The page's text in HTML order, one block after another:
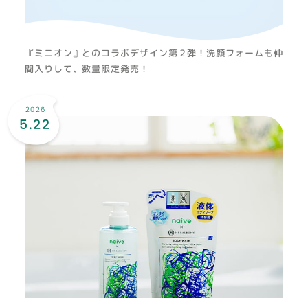
『ミニオン』とのコラボデザイン第２弾！洗顔フォームも仲
間入りして、数量限定発売！
2026
5.22